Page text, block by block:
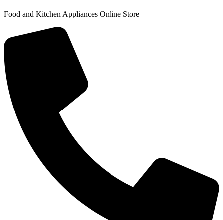
Food and Kitchen Appliances Online Store